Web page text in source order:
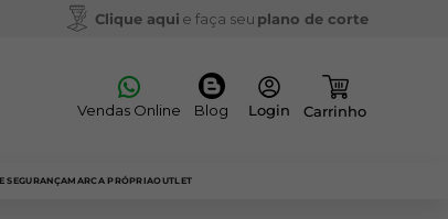
Clique aqui e faça seu plano de corte
Vendas Online Blog
SEGURANÇAMARCA PRÓPRIAOUTLET